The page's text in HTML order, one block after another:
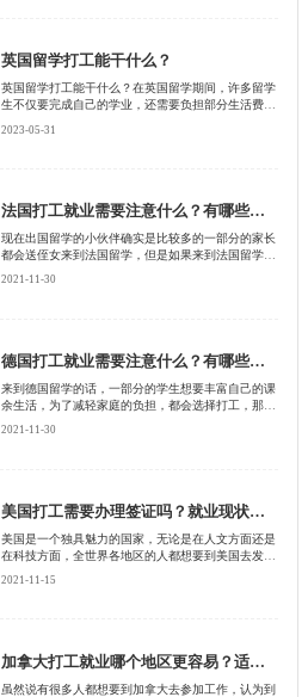
英国留学打工能干什么？
英国留学打工能干什么？在英国留学期间，许多留学
生不仅要完成自己的学业，还需要负担部分生活费
2023-05-31
法国打工就业需要注意什么？有哪些需要注意的？
​现在出国留学的小伙伴确实是比较多的一部分的家长
都会送侄女来到法国留学，但是如果来到法国留学的
话，留学费用也不便宜，对于一般家庭来说这笔费用
2021-11-30
德国打工就业需要注意什么？有哪些需要注意的？
来到德国留学的话，一部分的学生想要丰富自己的课
余生活，为了减轻家庭的负担，都会选择打工，那么
2021-11-30
美国打工需要办理签证吗？就业现状怎么样？
美国是一个独具魅力的国家，无论是在人文方面还是
在科技方面，全世界各地区的人都想要到美国去发
2021-11-15
加拿大打工就业哪个地区更容易？适合什么人？
虽然说有很多人都想要到加拿大去参加工作，认为到